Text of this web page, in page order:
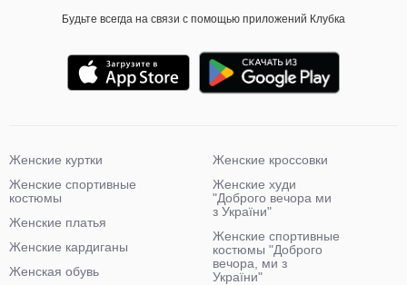
Будьте всегда на связи с помощью приложений Клубка
Женские куртки
Женские спортивные
костюмы
Женские платья
Женские кардиганы
Женская обувь
Женские кроссовки
Женские худи
"Доброго вечора ми
з України"
Женские спортивные
костюмы "Доброго
вечора, ми з
України"